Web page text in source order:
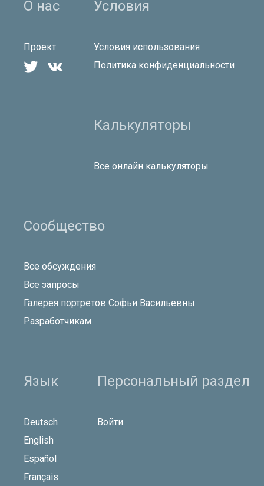
О нас
Проект
 
Условия
Условия использования
Политика конфиденциальности
Калькуляторы
Все онлайн калькуляторы
Сообщество
Все обсуждения
Все запросы
Галерея портретов Софьи Васильевны
Разработчикам
Язык
Deutsch
English
Español
Français
Персональный раздел
Войти